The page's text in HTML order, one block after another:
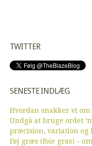
TWITTER
SENESTE INDLÆG
Hvordan snakker vi
Undgå at bruge ordet
præcision, variation og
Føj græs (foie gras) –